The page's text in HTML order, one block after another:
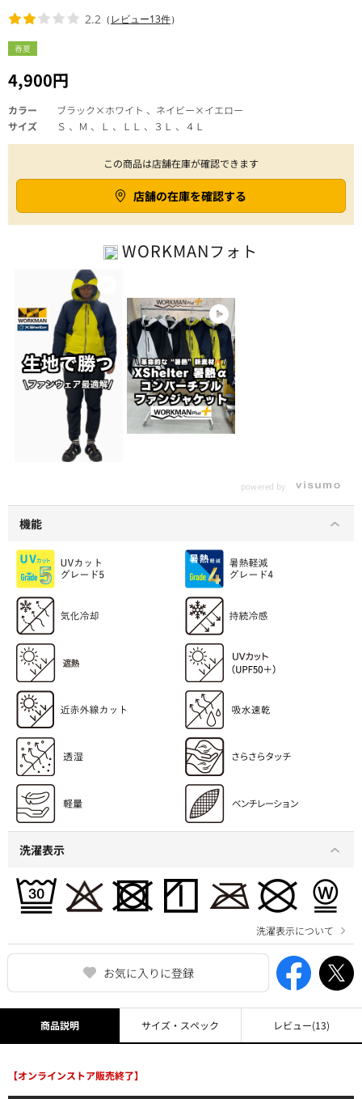
春夏
4,900円
2.2 （レビュー13件）
お気に入りに登録
カラー
ブラック×ホワイト 、ネイビー×イエロー
サイズ
Ｓ 、Ｍ 、Ｌ 、ＬＬ 、３Ｌ 、４Ｌ
この商品は店舗在庫が確認できます
店舗の在庫を確認する
WORKMANフォト
powered by
機能
洗濯表示
洗濯表示について
商品説明
【オンラインストア販売終了】
サイズ・スペック レビュー(13)